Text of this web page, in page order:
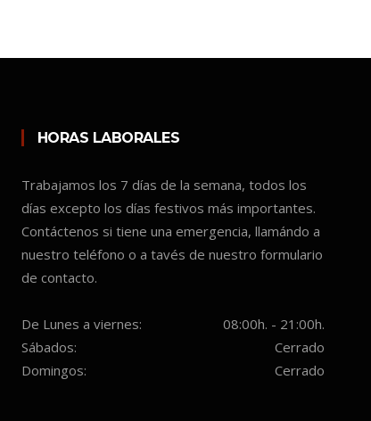
HORAS LABORALES
Trabajamos los 7 días de la semana, todos los
días excepto los días festivos más importantes.
Contáctenos si tiene una emergencia, llamándo a
nuestro teléfono o a tavés de nuestro formulario
de contacto.
De Lunes a viernes:
08:00h. - 21:00h.
Sábados:
Cerrado
Domingos:
Cerrado